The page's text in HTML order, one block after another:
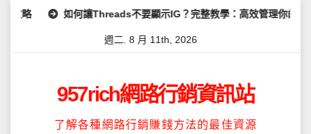
Skip
何讓Threads不要顯示IG？完整教學：高效管理你的線上隱私與數據安
週二. 8 月 11th, 2026
957rich網路行銷資訊站
了解各種網路行銷賺錢方法的最佳資源